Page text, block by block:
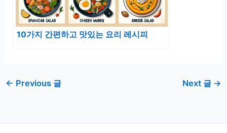
10가지 간편하고 맛있는 요리 레시피
← Previous 글 Next 글 →